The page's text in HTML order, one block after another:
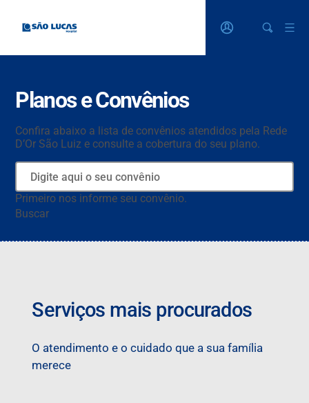
Planos e Convênios
Confira abaixo a lista de convênios atendidos pela Rede
D’Or São Luiz e consulte a cobertura do seu plano.
Primeiro nos informe seu convênio.
Buscar
Serviços mais procurados
O atendimento e o cuidado que a sua família
merece